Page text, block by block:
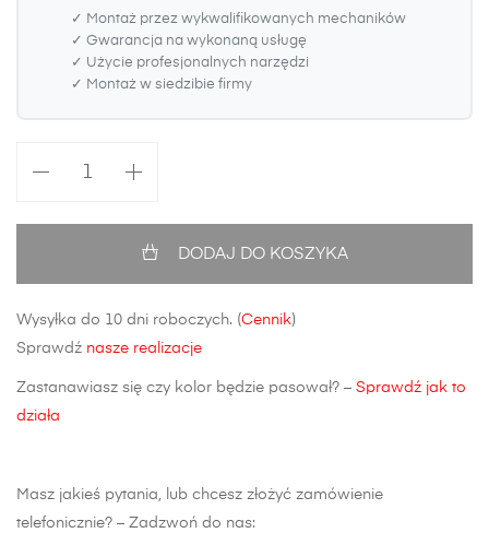
✓ Montaż przez wykwalifikowanych mechaników
✓ Gwarancja na wykonaną usługę
✓ Użycie profesjonalnych narzędzi
✓ Montaż w siedzibie firmy
Stal
DODAJ DO KOSZYKA
Wysyłka do 10 dni roboczych. (Cennik)
Sprawdź nasze realizacje
Zastanawiasz się czy kolor będzie pasował? – Sprawdź jak to
działa
Masz jakieś pytania, lub chcesz złożyć zamówienie
telefonicznie? – Zadzwoń do nas: